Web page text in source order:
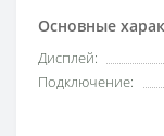
Основные
Дисплей:
Подключение: